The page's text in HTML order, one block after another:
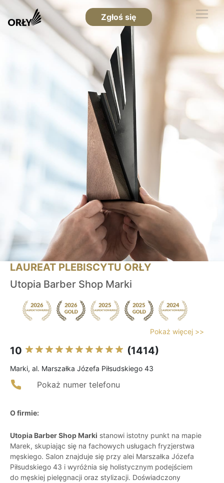
Zgłoś się
LAUREAT PLEBISCYTU ORŁY
Utopia Barber Shop Marki
Pokaż więcej >>
10 (1414)
Marki, al. Marszałka Józefa Piłsudskiego 43
Pokaż numer telefonu
O firmie:
Utopia Barber Shop Marki stanowi istotny punkt na mapie
Marek, skupiając się na fachowych usługach fryzjerstwa
męskiego. Salon znajduje się przy alei Marszałka Józefa
Piłsudskiego 43 i wyróżnia się holistycznym podejściem
do męskiej pielęgnacji oraz stylizacji. Doświadczony